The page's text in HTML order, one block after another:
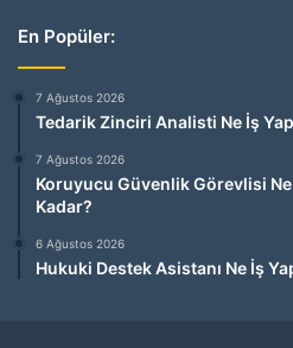
En Popüler:
7 Ağustos 2026
Tedarik Zinciri Analisti Ne İş
7 Ağustos 2026
Koruyucu Güvenlik Görevlisi Ne
Kadar?
6 Ağustos 2026
Hukuki Destek Asistanı Ne İş